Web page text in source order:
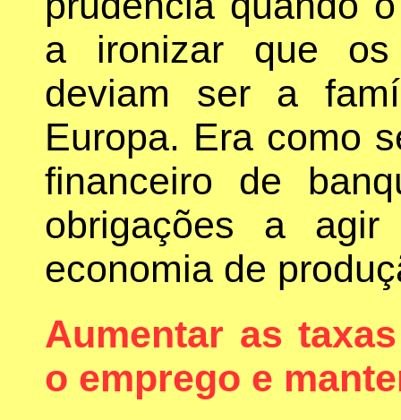
a ironizar que os
deviam ser a
Europa. Era como
financeiro de
obrigações a agir
economia de
Aumentar as
o emprego e